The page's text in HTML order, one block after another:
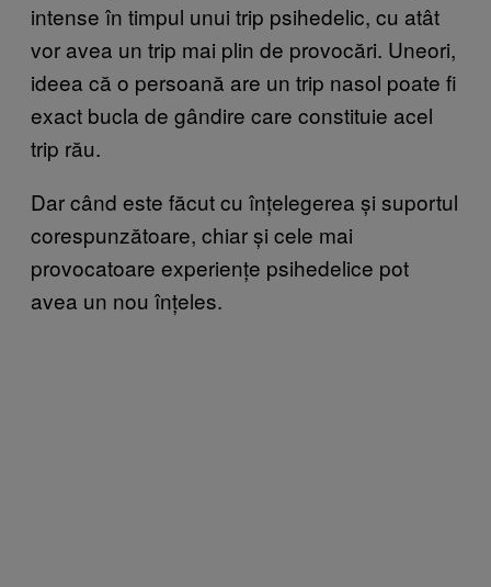
intense în timpul unui trip psihedelic, cu atât
vor avea un trip mai plin de provocări. Uneori,
ideea că o persoană are un trip nasol poate fi
exact bucla de gândire care constituie acel
trip rău.
Dar când este făcut cu înțelegerea și suportul
corespunzătoare, chiar și cele mai
provocatoare experiențe psihedelice pot
avea un nou înțeles.